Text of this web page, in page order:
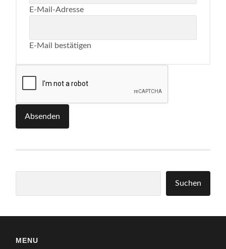
E-Mail-Adresse
E-Mail bestätigen
Absenden
Suchen
MENU